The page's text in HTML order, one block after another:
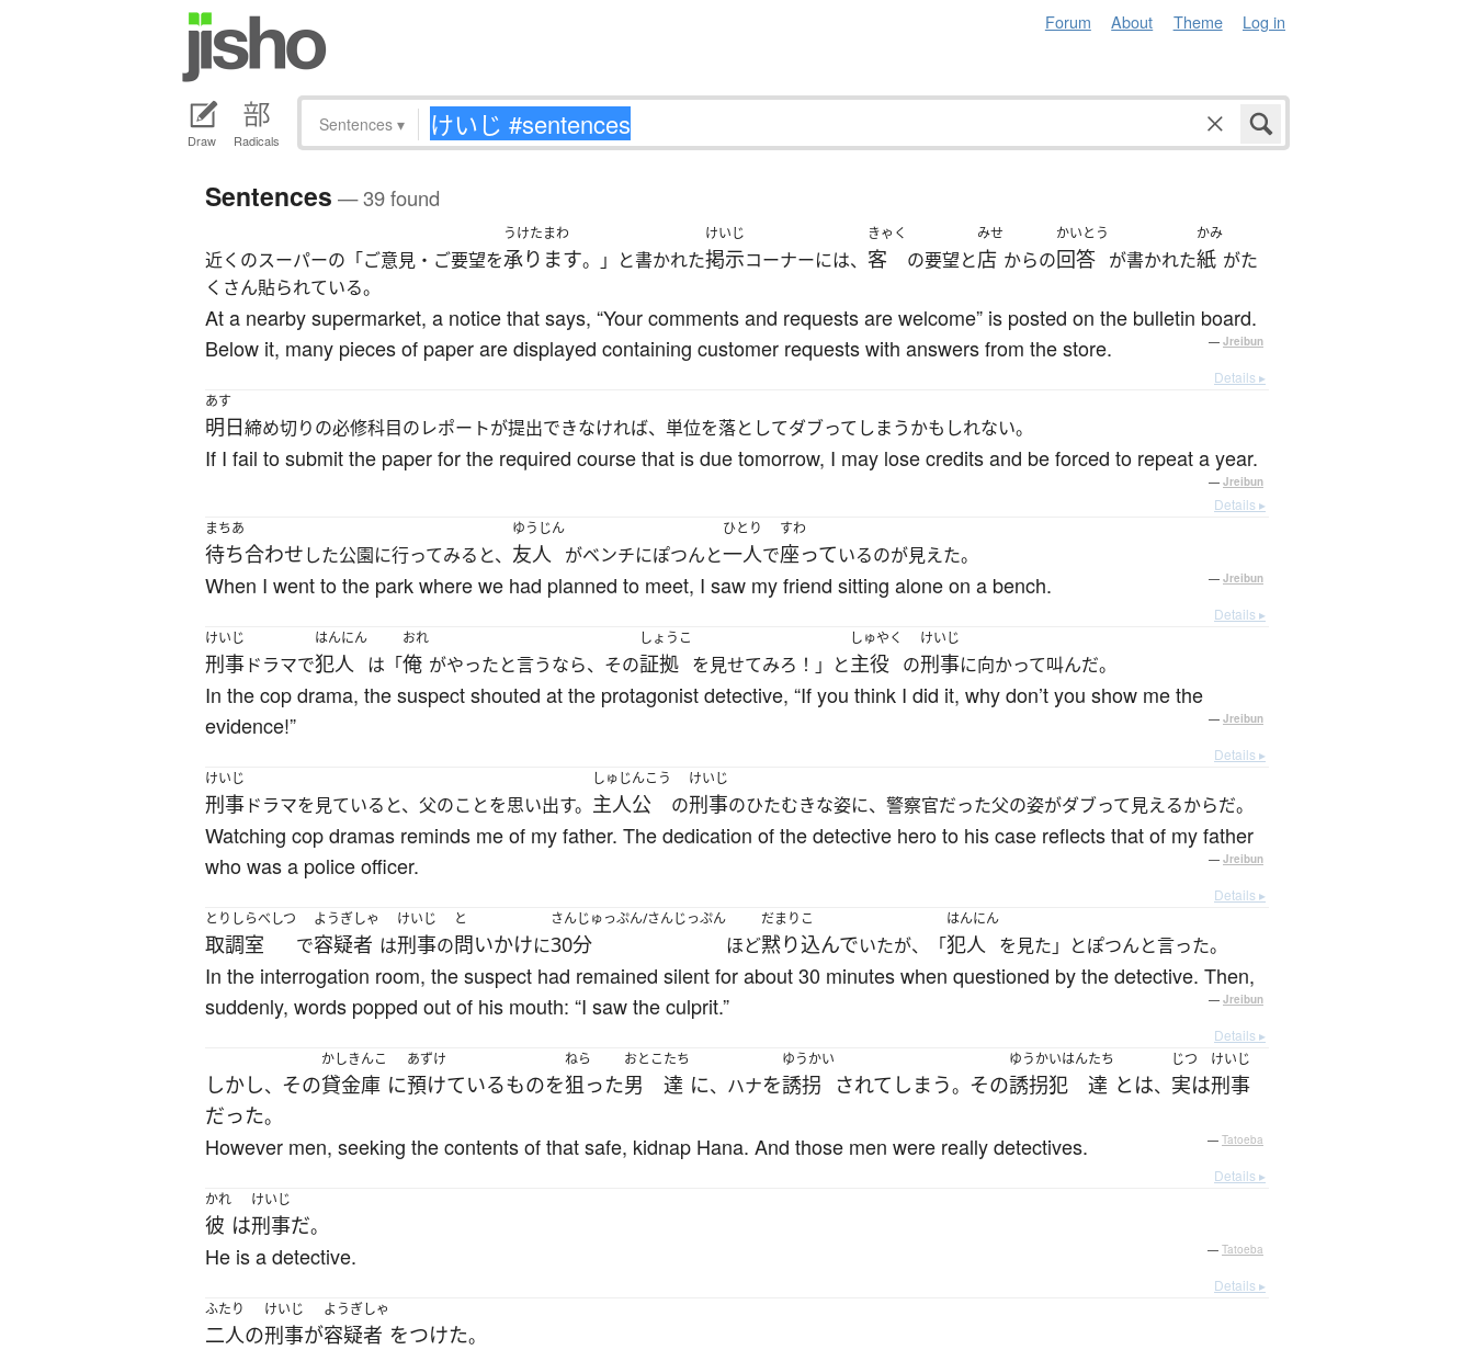
Forum About Theme Log in
Draw Radicals
Sentences ▾
Sentences — 39 found
近くのスーパーの「ご意見・ご要望を
うけたまわ
承ります。」と書かれた
けいじ
掲示コーナーには、
きゃく
客 の要望と
みせ
店 からの
かいとう
回答 が書かれた
かみ
紙 がた
くさん貼られている。
At a nearby supermarket, a notice that says, “Your comments and requests are welcome” is posted on the bulletin board.
Below it, many pieces of paper are displayed containing customer requests with answers from the store.
— Jreibun
Details ▸
あす
明日締め切りの必修科目のレポートが提出できなければ、単位を落としてダブってしまうかもしれない。
If I fail to submit the paper for the required course that is due tomorrow, I may lose credits and be forced to repeat a year.
— Jreibun
Details ▸
まちあ
待ち合わせした公園に行ってみると、
ゆうじん
友人 がベンチにぽつんと
ひとり
一人で
すわ
座っているのが見えた。
When I went to the park where we had planned to meet, I saw my friend sitting alone on a bench. — Jreibun
Details ▸
けいじ
刑事ドラマで
はんにん
犯人 は「
おれ
俺 がやったと言うなら、その
しょうこ
証拠 を見せてみろ！」と
しゅやく
主役 の
けいじ
刑事に向かって叫んだ。
In the cop drama, the suspect shouted at the protagonist detective, “If you think I did it, why don’t you show me the
evidence!”
— Jreibun
Details ▸
けいじ
刑事ドラマを見ていると、父のことを思い出す。
しゅじんこう
主人公 の
けいじ
刑事のひたむきな姿に、警察官だった父の姿がダブって見えるからだ。
Watching cop dramas reminds me of my father. The dedication of the detective hero to his case reflects that of my father
who was a police officer.
— Jreibun
Details ▸
とりしらべしつ
取調室 で
ようぎしゃ
容疑者 は
けいじ
刑事の
と
問いかけに
さんじゅっぷん/さんじっぷん
30分 ほど
だまりこ
黙り込んでいたが、「
はんにん
犯人 を見た」とぽつんと言った。
In the interrogation room, the suspect had remained silent for about 30 minutes when questioned by the detective. Then,
suddenly, words popped out of his mouth: “I saw the culprit.”
— Jreibun
Details ▸
しかし、 その
かしきんこ
貸金庫 に
あずけ
預けているものを
ねら
狙った
おとこ
男
たち
達 に、ハナを
ゆうかい
誘拐 されて しまう。 その
ゆうかいはん
誘拐犯
たち
達 とは、
じつ
実は
けいじ
刑事
だった。
However men, seeking the contents of that safe, kidnap Hana. And those men were really detectives. — Tatoeba
Details ▸
かれ
彼 は
けいじ
刑事だ。
He is a detective. — Tatoeba
Details ▸
ふたり
二人の
けいじ
刑事が
ようぎしゃ
容疑者 をつけた。